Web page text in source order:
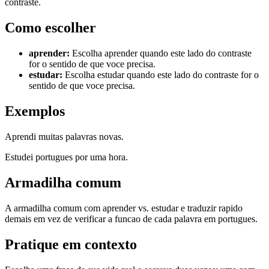
contraste.
Como escolher
aprender: Escolha aprender quando este lado do contraste
for o sentido de que voce precisa.
estudar: Escolha estudar quando este lado do contraste for o
sentido de que voce precisa.
Exemplos
Aprendi muitas palavras novas.
Estudei portugues por uma hora.
Armadilha comum
A armadilha comum com aprender vs. estudar e traduzir rapido
demais em vez de verificar a funcao de cada palavra em portugues.
Pratique em contexto